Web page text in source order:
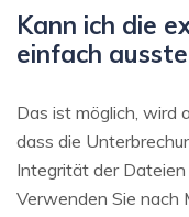
Kann ich die
einfach
Das ist möglich, wird
dass die
Integrität der Dateien
Verwenden Sie nach